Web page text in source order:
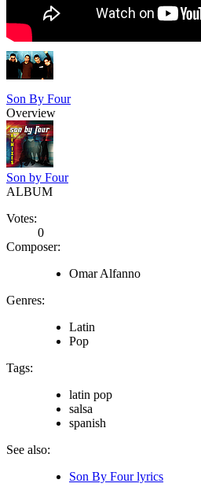
Son By Four
Overview
Son by Four
ALBUM
Votes:
0
Composer:
Omar Alfanno
Genres:
Latin
Pop
Tags:
latin pop
salsa
spanish
See also:
Son By Four lyrics